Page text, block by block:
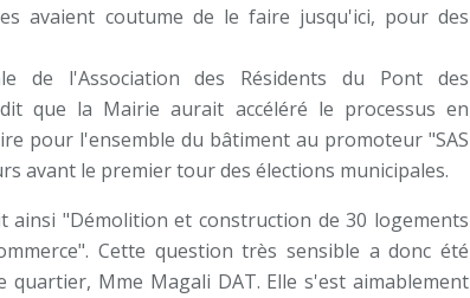
avaient coutume de le faire jusqu'ici, pour des
de l'Association des Résidents du Pont des
que la Mairie aurait accéléré le processus en
pour l'ensemble du bâtiment au promoteur "SAS
avant le premier tour des élections municipales.
ainsi "Démolition et construction de 30 logements
Cette question très sensible a donc été
quartier, Mme Magali DAT. Elle s'est aimablement